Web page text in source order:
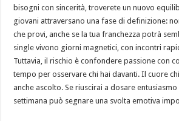
bisogni con sincerità, troverete un nuovo
giovani attraversano una fase di definizione:
che provi, anche se la tua franchezza potrà
single vivono giorni magnetici, con incontri
Tuttavia, il rischio è confondere passione con
tempo per osservare chi hai davanti. Il cuore
anche ascolto. Se riuscirai a dosare
settimana può segnare una svolta emotiva